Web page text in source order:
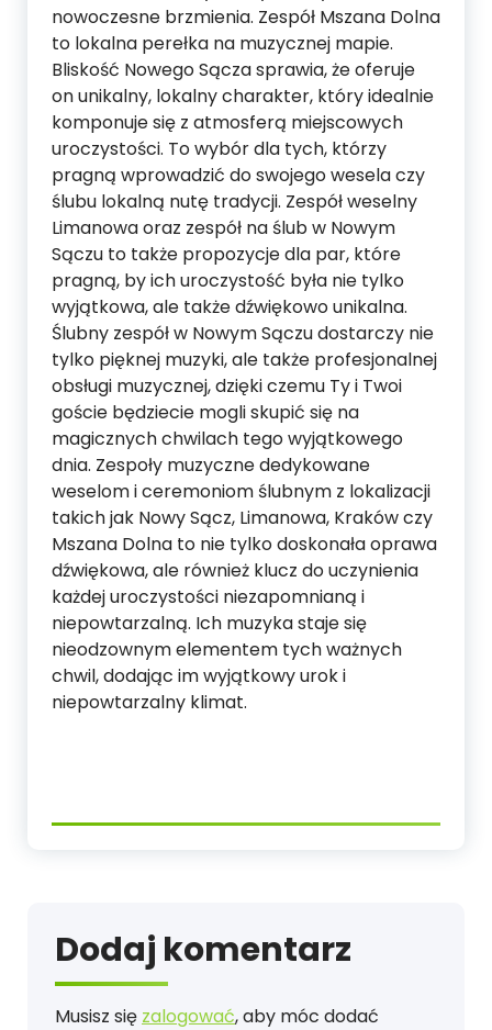
nowoczesne brzmienia. Zespół Mszana Dolna
to lokalna perełka na muzycznej mapie.
Bliskość Nowego Sącza sprawia, że oferuje
on unikalny, lokalny charakter, który idealnie
komponuje się z atmosferą miejscowych
uroczystości. To wybór dla tych, którzy
pragną wprowadzić do swojego wesela czy
ślubu lokalną nutę tradycji. Zespół weselny
Limanowa oraz zespół na ślub w Nowym
Sączu to także propozycje dla par, które
pragną, by ich uroczystość była nie tylko
wyjątkowa, ale także dźwiękowo unikalna.
Ślubny zespół w Nowym Sączu dostarczy nie
tylko pięknej muzyki, ale także profesjonalnej
obsługi muzycznej, dzięki czemu Ty i Twoi
goście będziecie mogli skupić się na
magicznych chwilach tego wyjątkowego
dnia. Zespoły muzyczne dedykowane
weselom i ceremoniom ślubnym z lokalizacji
takich jak Nowy Sącz, Limanowa, Kraków czy
Mszana Dolna to nie tylko doskonała oprawa
dźwiękowa, ale również klucz do uczynienia
każdej uroczystości niezapomnianą i
niepowtarzalną. Ich muzyka staje się
nieodzownym elementem tych ważnych
chwil, dodając im wyjątkowy urok i
niepowtarzalny klimat.
Dodaj komentarz
Musisz się zalogować, aby móc dodać